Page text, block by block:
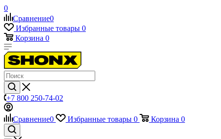
0
Сравнение0
Избранные товары 0
Корзина 0
+7 800 250-74-02
Сравнение0 Избранные товары 0 Корзина 0